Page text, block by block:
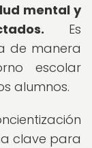
mental y
Es
de manera
escolar
alumnos.
clave para